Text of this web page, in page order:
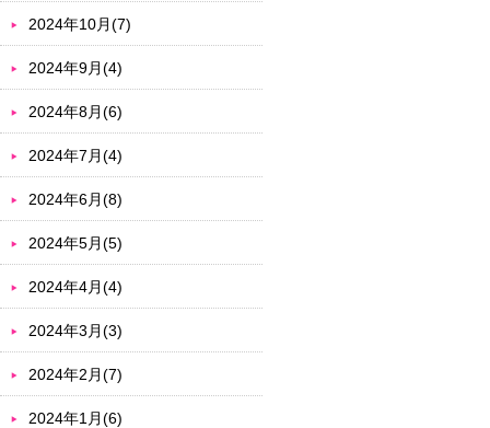
2024年10月(7)
2024年9月(4)
2024年8月(6)
2024年7月(4)
2024年6月(8)
2024年5月(5)
2024年4月(4)
2024年3月(3)
2024年2月(7)
2024年1月(6)